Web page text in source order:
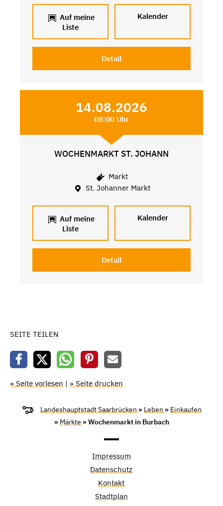
Auf meine
Liste
Kalender
Detail
14.08.2026
08:00 Uhr
WOCHENMARKT ST. JOHANN
Markt
St. Johanner Markt
Auf meine
Liste
Kalender
Detail
SEITE TEILEN
» Seite vorlesen | » Seite drucken
Landeshauptstadt Saarbrücken » Leben » Einkaufen
» Märkte » Wochenmarkt in Burbach
Impressum
Datenschutz
Kontakt
Stadtplan